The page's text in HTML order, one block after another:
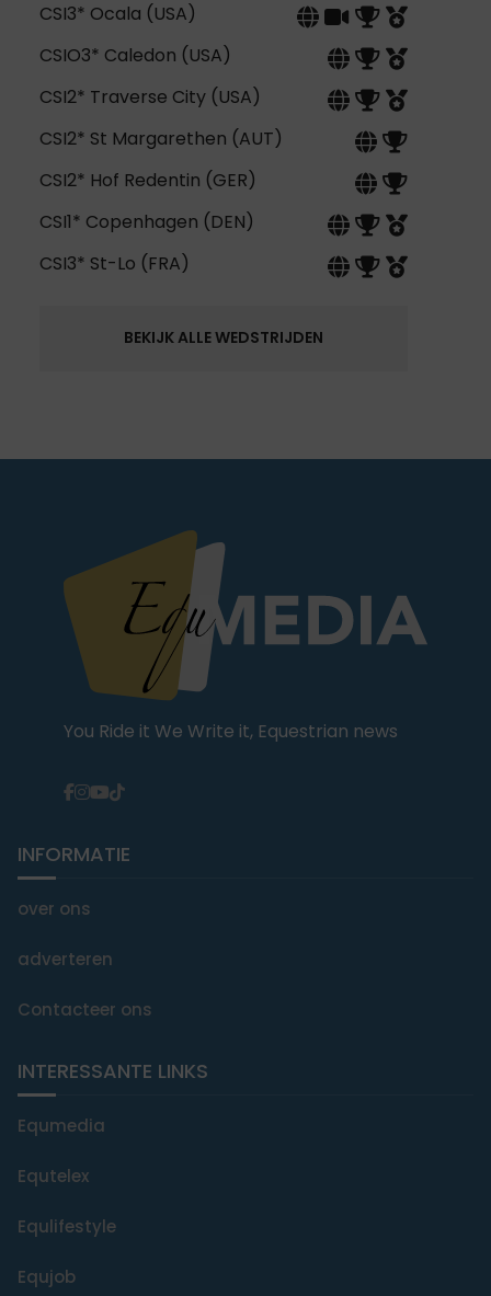
CSI3* Ocala (USA)
CSIO3* Caledon (USA)
CSI2* Traverse City (USA)
CSI2* St Margarethen (AUT)
CSI2* Hof Redentin (GER)
CSI1* Copenhagen (DEN)
CSI3* St-Lo (FRA)
BEKIJK ALLE WEDSTRIJDEN
You Ride it We Write it, Equestrian news
INFORMATIE
over ons
adverteren
Contacteer ons
INTERESSANTE LINKS
Equmedia
Equtelex
Equlifestyle
Equjob